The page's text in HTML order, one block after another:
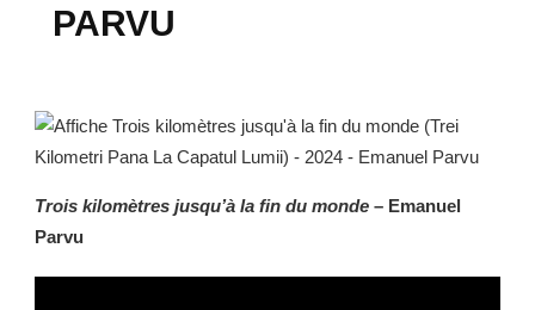
PARVU
Trois kilomètres jusqu’à la fin du monde – Emanuel
Parvu